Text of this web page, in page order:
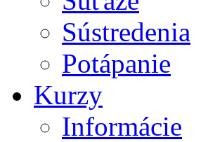
Sústredenia
Potápanie
Kurzy
Informácie